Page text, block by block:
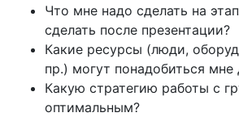
Что мне надо сделать на
сделать после презентации?
Какие ресурсы (люди,
пр.) могут понадобиться
Какую стратегию работы с
оптимальным?